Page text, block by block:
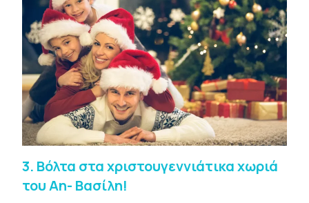
3. Βόλτα στα χριστουγεννιάτικα χωριά
του Αη- Βασίλη!